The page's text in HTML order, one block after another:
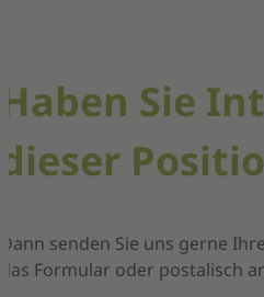
Haben Sie
dieser
Dann senden Sie uns gerne
das Formular oder postalisch